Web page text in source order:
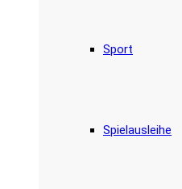
Sport
Spielausleihe